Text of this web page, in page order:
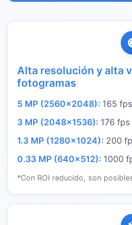
Alta resolución y alta
fotogramas
5 MP (2560×2048): 165
3 MP (2048×1536): 176 fps
1.3 MP (1280×1024): 200
0.33 MP (640×512): 1000
*Con ROI reducido, son